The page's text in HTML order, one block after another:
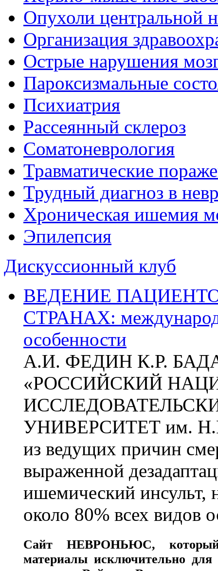
Опухоли центральной
Организация
Острые нарушения
Пароксизмальные
Психиатрия
Рассеянный склероз
Соматоневрология
Травматические
Трудный диагноз в
Хроническая ишемия
Эпилепсия
Дискуссионный клуб
ВЕДЕНИЕ
СТРАНАХ:
особенности
А.И. ФЕДИН К.Р.
«РОССИЙСКИЙ
УНИВЕРСИТЕТ им.
из ведущих причин
выраженной
ишемический инсульт,
около 80% всех видов
СайтНЕВРОНЬЮС,
материалы исключительно для